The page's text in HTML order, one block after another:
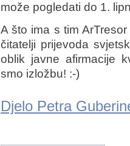
može pogledati do 1.
A što ima s tim
čitatelji prijevoda
oblik javne afirmacije
smo izložbu! :-)
Djelo Petra